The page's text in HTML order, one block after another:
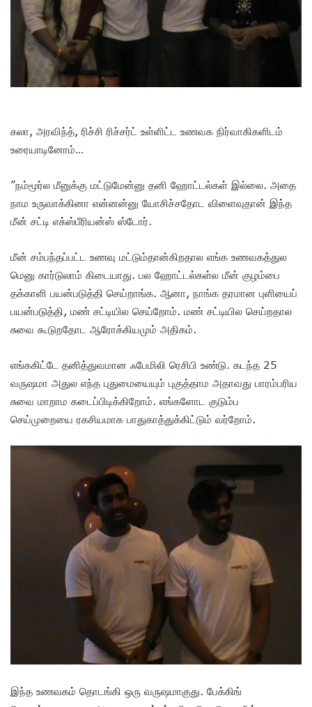
கலா, அரவிந்த், ரிச்சி ரிச்சர்ட் உள்ளிட்ட உணவக நிர்வாகிகளிடம்
உரையாடினோம்…
”நம்மூர்ல மீனுக்கு மட்டுமேன்னு தனி ஹோட்டல்கள் இல்லை. அதை
நாம உருவாக்கினா என்னன்னு யோசிச்சதோட விளைவுதான் இந்த
மீன் சட்டி எக்ஸ்பீரியன்ஸ் ஸ்டோர்.
மீன் சம்பந்தப்பட்ட உணவு மட்டும்தான்கிறதால எங்க உணவகத்துல
மெனு கார்டுலாம் கிடையாது. பல ஹோட்டல்கள்ல மீன் குழம்பை
தக்காளி பயன்படுத்தி செய்றாங்க. ஆனா, நாங்க தரமான புளியைப்
பயன்படுத்தி, மண் சட்டியில செய்றோம். மண் சட்டியில செய்றதால
சுவை கூடுறதோட ஆரோக்கியமும் அதிகம்.
எங்ககிட்டே தனித்துவமான ஃபேமிலி ரெசிபி உண்டு. கடந்த 25
வருஷமா அதுல எந்த புதுமையையும் புகுத்தாம அதாவது பாரம்பரிய
சுவை மாறாம கடைப்பிடிக்கிறோம். எங்களோட குடும்ப
செய்முறையை ரகசியமாக பாதுகாத்துக்கிட்டும் வர்றோம்.
இந்த உணவகம் தொடங்கி ஒரு வருஷமாகுது. பேக்கிங்